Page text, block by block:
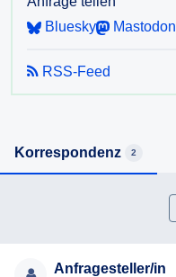
Bluesky
Mastodon
RSS-Feed
Korrespondenz 2
Anfragesteller/in